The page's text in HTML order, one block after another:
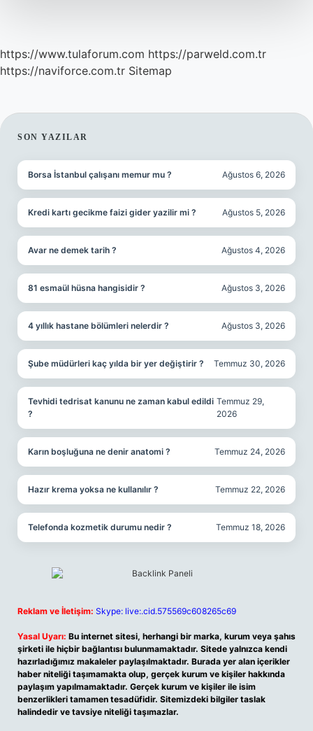
https://www.tulaforum.com https://parweld.com.tr
https://naviforce.com.tr Sitemap
SIDEBAR
SON YAZILAR
Borsa İstanbul çalışanı memur mu ? Ağustos 6, 2026
Kredi kartı gecikme faizi gider yazilir mi ? Ağustos 5, 2026
Avar ne demek tarih ? Ağustos 4, 2026
81 esmaül hüsna hangisidir ? Ağustos 3, 2026
4 yıllık hastane bölümleri nelerdir ? Ağustos 3, 2026
Şube müdürleri kaç yılda bir yer değiştirir ? Temmuz 30, 2026
Tevhidi tedrisat kanunu ne zaman kabul edildi
?
Temmuz 29,
2026
Karın boşluğuna ne denir anatomi ? Temmuz 24, 2026
Hazır krema yoksa ne kullanılır ? Temmuz 22, 2026
Telefonda kozmetik durumu nedir ? Temmuz 18, 2026
Reklam ve İletişim: Skype: live:.cid.575569c608265c69
Yasal Uyarı: Bu internet sitesi, herhangi bir marka, kurum veya şahıs
şirketi ile hiçbir bağlantısı bulunmamaktadır. Sitede yalnızca kendi
hazırladığımız makaleler paylaşılmaktadır. Burada yer alan içerikler
haber niteliği taşımamakta olup, gerçek kurum ve kişiler hakkında
paylaşım yapılmamaktadır. Gerçek kurum ve kişiler ile isim
benzerlikleri tamamen tesadüfidir. Sitemizdeki bilgiler taslak
halindedir ve tavsiye niteliği taşımazlar.